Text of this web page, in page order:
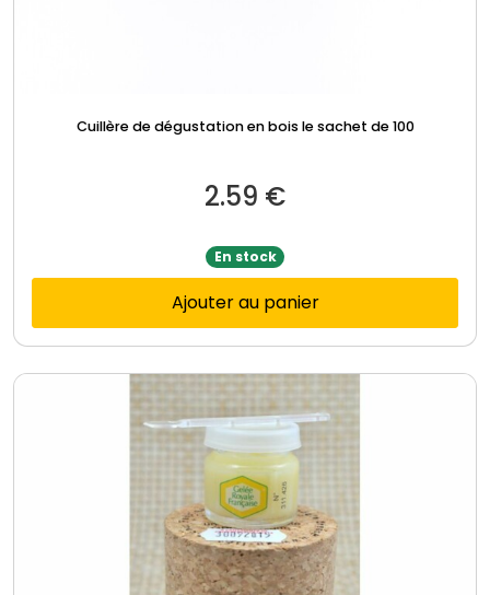
Cuillère de dégustation en bois le sachet de 100
2.59 €
En stock
Ajouter au panier